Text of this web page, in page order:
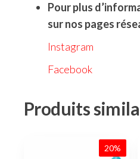
Pour plus
sur nos pages
Instagram
Facebook
Produits
20%